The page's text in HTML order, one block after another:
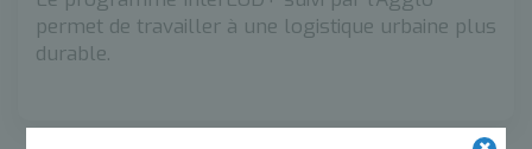
permet de travailler à une logistique urbaine plus
durable.